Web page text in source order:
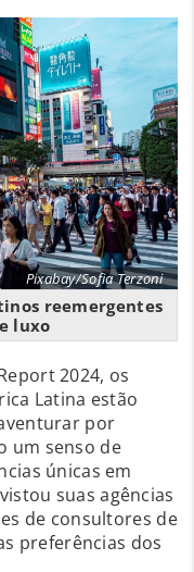
Pixabay/Sofia Terzoni
reemergentes
luxo
2024, os
Latina estão
por
um senso de
únicas em
suas agências
de consultores de
preferências dos